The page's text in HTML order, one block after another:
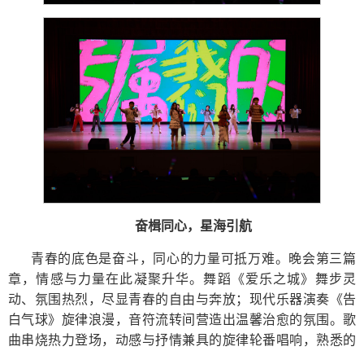
奋楫同心，星海引航
青春的底色是奋斗，同心的力量可抵万难。晚会第三篇
章，情感与力量在此凝聚升华。舞蹈《爱乐之城》舞步灵
动、氛围热烈，尽显青春的自由与奔放；现代乐器演奏《告
白气球》旋律浪漫，音符流转间营造出温馨治愈的氛围。歌
曲串烧热力登场，动感与抒情兼具的旋律轮番唱响，熟悉的